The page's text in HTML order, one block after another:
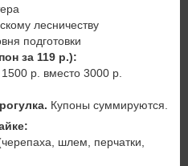
лесничеству
подготовки
за 119 р.):
р. вместо 3000 р.
Купоны суммируются.
шлем, перчатки,